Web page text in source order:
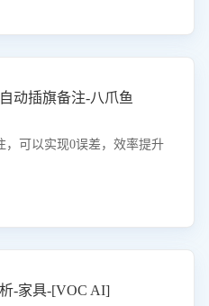
动插旗备注-八爪鱼
，可以实现0误差，效率提升
-家具-[VOC AI]